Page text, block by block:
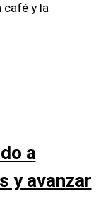
café y la
a
y avanzar